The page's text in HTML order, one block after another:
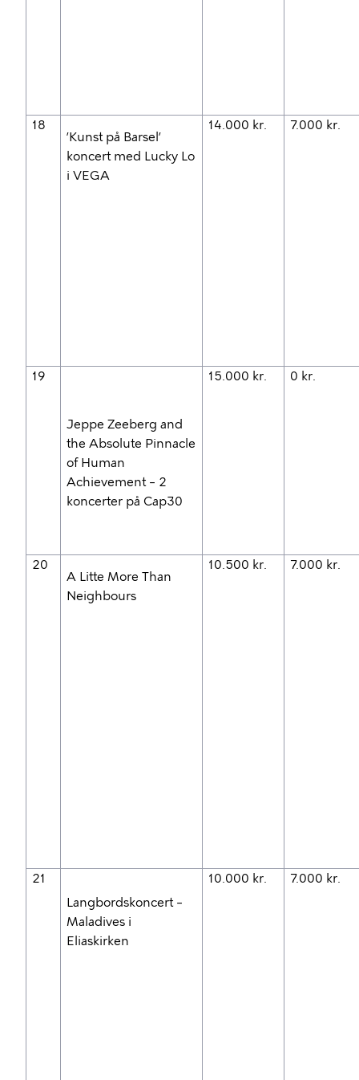
18
’Kunst på Barsel’
koncert med Lucky Lo
i VEGA
14.000 kr. 7.000 kr.
19
Jeppe Zeeberg and
the Absolute Pinnacle
of Human
Achievement – 2
koncerter på Cap30
15.000 kr. 0 kr.
20
A Litte More Than
Neighbours
10.500 kr. 7.000 kr.
21
Langbordskoncert –
Maladives i
Eliaskirken
10.000 kr. 7.000 kr.